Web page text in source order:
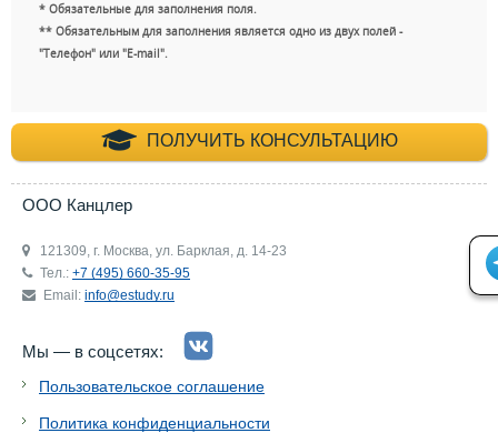
* Обязательные для заполнения поля.
** Обязательным для заполнения является одно из двух полей -
"Телефон" или "E-mail".
ПОЛУЧИТЬ КОНСУЛЬТАЦИЮ
+7 (495) 660-35-
ООО Канцлер
121309, г. Москва, ул. Барклая, д. 14-23
Тел.: +7 (495) 660-35-95
Email: info@estudy.ru
Мы — в соцсетях:
Пользовательское соглашение
Политика конфиденциальности